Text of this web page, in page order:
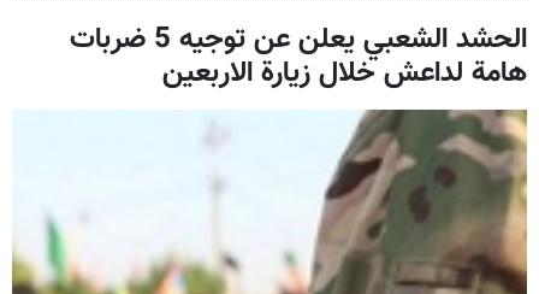
الحشد الشعبي يعلن عن توجيه 5 ضربات
هامة لداعش خلال زيارة الاربعين